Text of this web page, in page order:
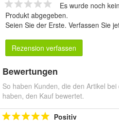
Es wurde noch
Produkt abgegeben.
Seien Sie der Erste. Verfassen Sie
Rezension verfassen
Bewertungen
So haben Kunden, die den Artikel
haben, den Kauf bewertet.
Positiv